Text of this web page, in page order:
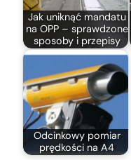
Jak uniknąć mandatu
na OPP – sprawdzone
sposoby i przepisy
Odcinkowy pomiar
prędkości na A4